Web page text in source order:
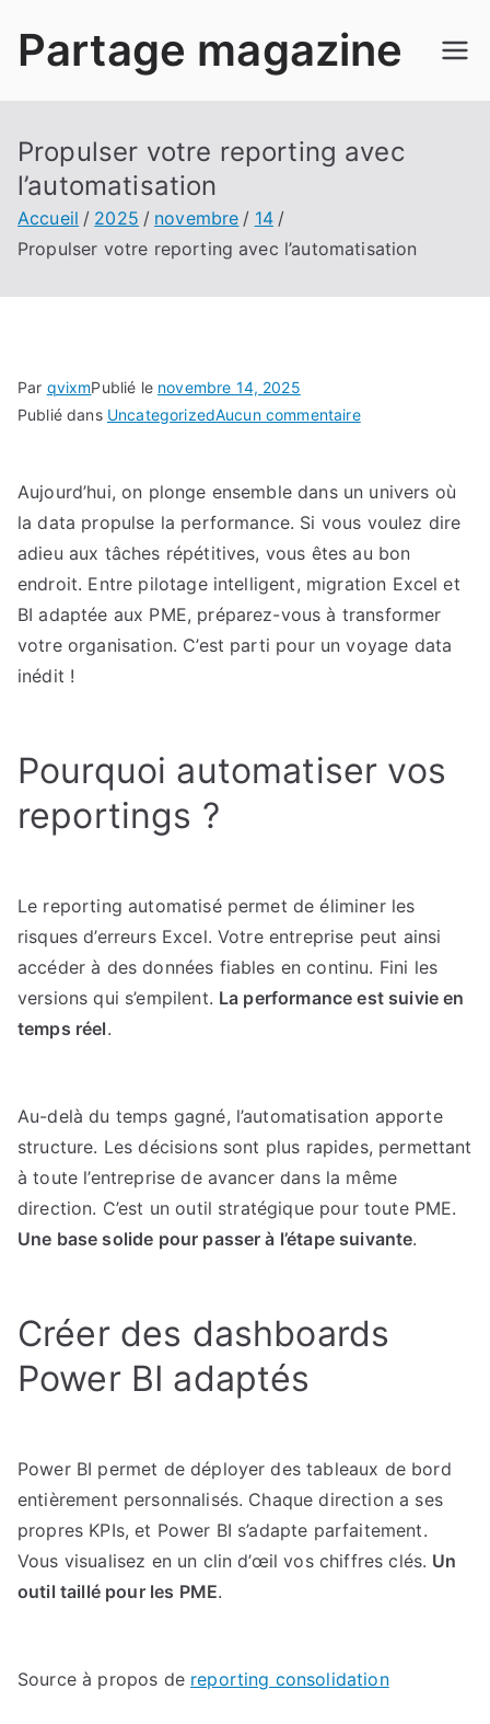
Partage magazine
Propulser votre reporting avec
l’automatisation
Accueil 2025 novembre
14
Propulser votre reporting avec l’automatisation
Par qvixmPublié le novembre 14, 2025
Publié dans UncategorizedAucun commentairesur
reporting
avec
l’automatisation
Aujourd’hui, on plonge ensemble dans un univers où
la data propulse la performance. Si vous voulez dire
adieu aux tâches répétitives, vous êtes au bon
endroit. Entre pilotage intelligent, migration Excel et
BI adaptée aux PME, préparez-vous à transformer
votre organisation. C’est parti pour un voyage data
inédit !
Pourquoi automatiser vos
reportings ?
Le reporting automatisé permet de éliminer les
risques d’erreurs Excel. Votre entreprise peut ainsi
accéder à des données fiables en continu. Fini les
versions qui s’empilent. La performance est suivie en
temps réel.
Au-delà du temps gagné, l’automatisation apporte
structure. Les décisions sont plus rapides, permettant
à toute l’entreprise de avancer dans la même
direction. C’est un outil stratégique pour toute PME.
Une base solide pour passer à l’étape suivante.
Créer des dashboards
Power BI adaptés
Power BI permet de déployer des tableaux de bord
entièrement personnalisés. Chaque direction a ses
propres KPIs, et Power BI s’adapte parfaitement.
Vous visualisez en un clin d’œil vos chiffres clés. Un
outil taillé pour les PME.
Source à propos de reporting consolidation